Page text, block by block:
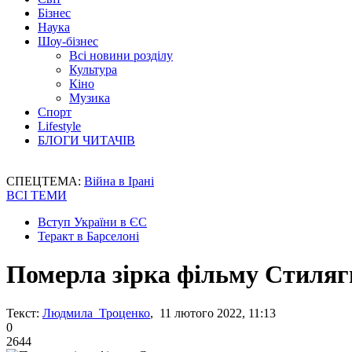
Бізнес
Наука
Шоу-бізнес
Всі новини розділу
Культура
Кіно
Музика
Спорт
Lifestyle
БЛОГИ ЧИТАЧІВ
СПЕЦТЕМА: Війна в Ірані
ВСІ ТЕМИ
Вступ України в ЄС
Теракт в Барселоні
Померла зірка фільму
Текст: Людмила Троценко, 11 лютого 2022, 11:13
0
2644